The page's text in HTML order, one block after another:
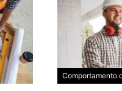
Comportamento